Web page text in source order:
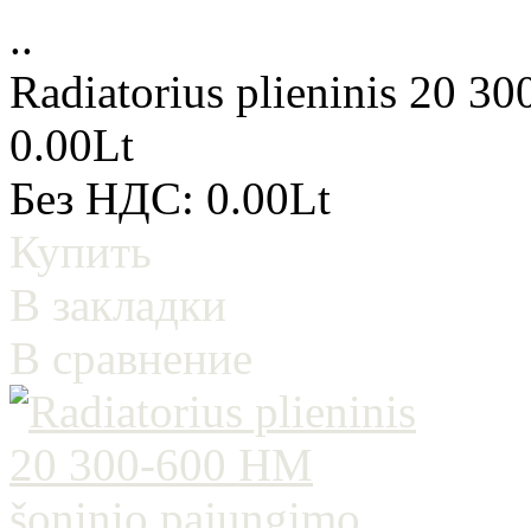
..
Radiatorius plieninis 20
0.00Lt
Без НДС: 0.00Lt
Купить
В закладки
В сравнение